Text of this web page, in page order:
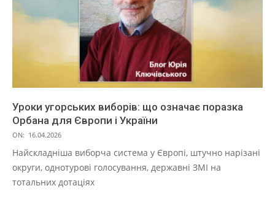
Уроки угорських виборів: що означає поразка
Орбана для Європи і України
ON: 16.04.2026
Найскладніша виборча система у Європі, штучно нарізані
округи, однотурові голосування, державні ЗМІ на
тотальних дотаціях